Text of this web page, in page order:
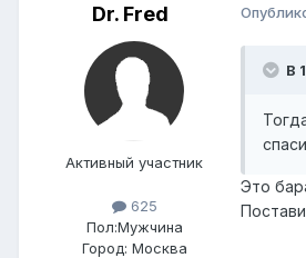
Dr. Fred
Активный участник
625
Пол:Мужчина
Город: Москва
В
Это